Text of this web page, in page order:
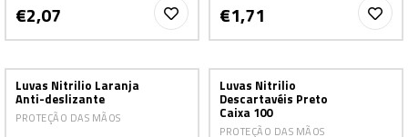
€2,07 €1,71
Luvas Nitrilio Laranja
Anti-deslizante
PROTEÇÃO DAS MÃOS
Luvas Nitrilio
Descartavéis Preto
Caixa 100
PROTEÇÃO DAS MÃOS